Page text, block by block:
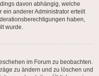
davon abhängig, welche
ein anderer Administrator erteilt
haben,
wurde.
im Forum zu beobachten.
zu ändern und zu löschen und